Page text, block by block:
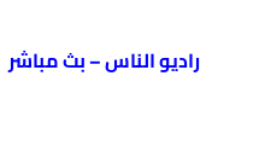
راديو الناس – بث مباشر